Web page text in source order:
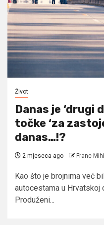
Život
Danas je ‘drugi
točke ‘za
danas…!?
2 mjeseca ago Franc
Kao što je brojnima već
autocestama u Hrvatskoj
Produženi...